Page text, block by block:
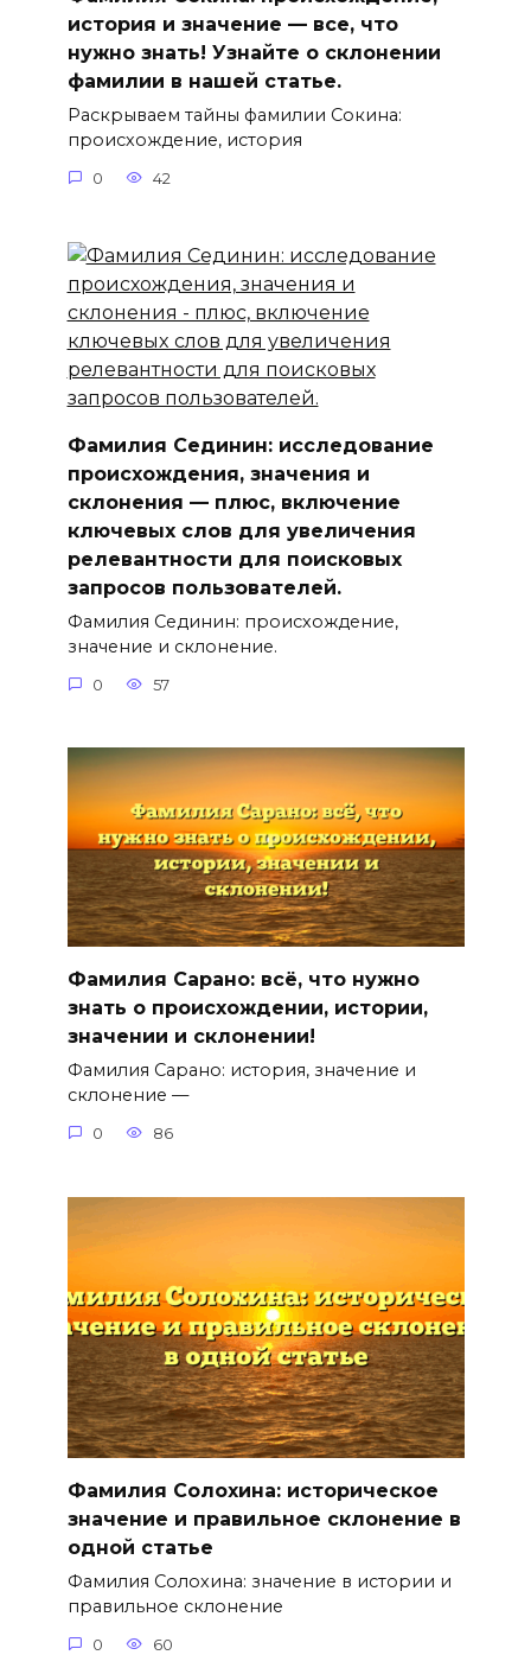
история и значение — все, что
нужно знать! Узнайте о склонении
фамилии в нашей статье.
Раскрываем тайны фамилии Сокина:
происхождение, история
0 42
Фамилия Сединин: исследование
происхождения, значения и
склонения — плюс, включение
ключевыx слов для увеличения
релевантности для поисковых
запросов пользователей.
Фамилия Сединин: происхождение,
значение и склонение.
0 57
Фамилия Сарано: всё, что нужно
знать о происхождении, истории,
значении и склонении!
Фамилия Сарано: история, значение и
склонение —
0 86
Фамилия Солохина: историческое
значение и правильное склонение в
одной статье
Фамилия Солохина: значение в истории и
правильное склонение
0 60